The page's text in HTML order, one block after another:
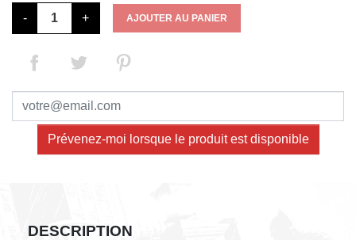
- + AJOUTER AU PANIER
Prévenez-moi lorsque le produit est disponible
DESCRIPTION